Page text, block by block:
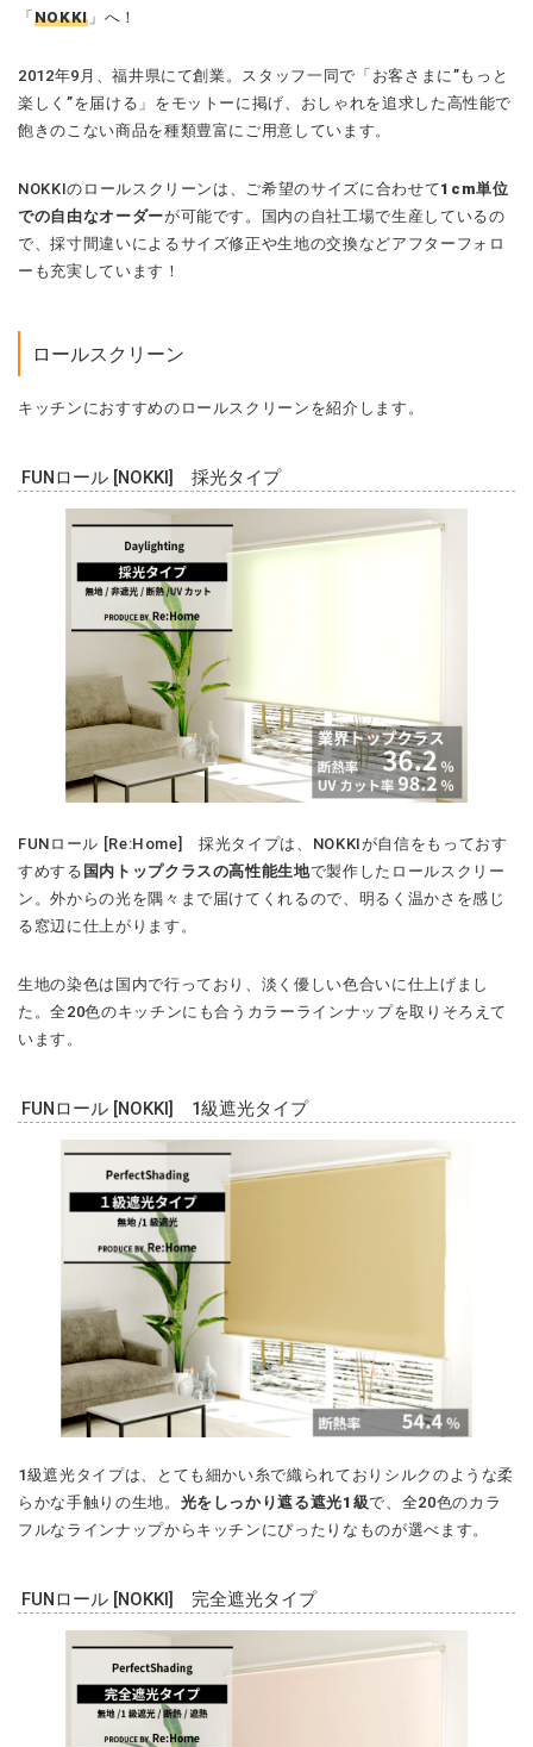
「NOKKI」へ！
2012年9月、福井県にて創業。スタッフ一同で「お客さまに”もっと
楽しく”を届ける」をモットーに掲げ、おしゃれを追求した高性能で
飽きのこない商品を種類豊富にご用意しています。
NOKKIのロールスクリーンは、ご希望のサイズに合わせて1cm単位
での自由なオーダーが可能です。国内の自社工場で生産しているの
で、採寸間違いによるサイズ修正や生地の交換などアフターフォロ
ーも充実しています！
ロールスクリーン
キッチンにおすすめのロールスクリーンを紹介します。
FUNロール [NOKKI] 採光タイプ
FUNロール [Re:Home] 採光タイプは、NOKKIが自信をもっておす
すめする 国内トップクラスの高性能生地で製作したロールスクリー
ン。外からの光を隅々まで届けてくれるので、明るく温かさを感じ
る窓辺に仕上がります。
生地の染色は国内で行っており、淡く優しい色合いに仕上げまし
た。全20色のキッチンにも合うカラーラインナップを取りそろえて
います。
FUNロール [NOKKI] 1級遮光タイプ
1級遮光タイプは、とても細かい糸で織られておりシルクのような柔
らかな手触りの生地。 光をしっかり遮る遮光1級で、全20色のカラ
フルなラインナップからキッチンにぴったりなものが選べます。
FUNロール [NOKKI] 完全遮光タイプ